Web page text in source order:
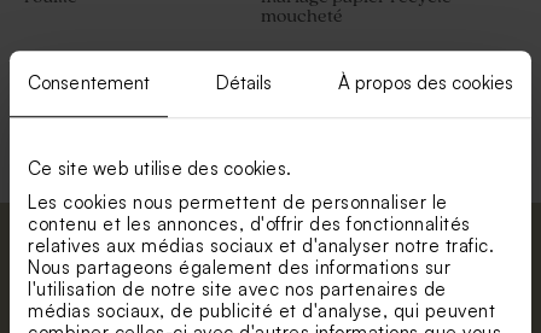
Consentement Détails À propos des cookies
Ce site web utilise des cookies.
Les cookies nous permettent de personnaliser le
contenu et les annonces, d'offrir des fonctionnalités
relatives aux médias sociaux et d'analyser notre trafic.
Nous partageons également des informations sur
l'utilisation de notre site avec nos partenaires de
médias sociaux, de publicité et d'analyse, qui peuvent
moucheté
Voir toute la collection Enveloppe
Abonnez-vous à la newsletter et restez
informé. Petite surprise : bénéficiez de 5%
de réduction.